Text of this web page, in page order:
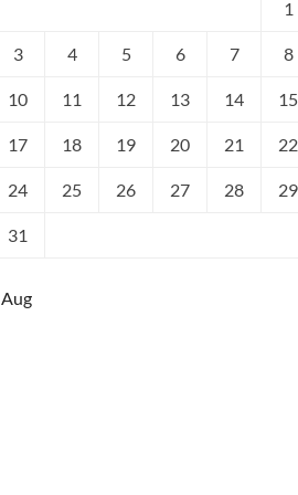
1
3 4 5 6 7 8
10 11 12 13 14 15
17 18 19 20 21 22
24 25 26 27 28 29
31
Aug